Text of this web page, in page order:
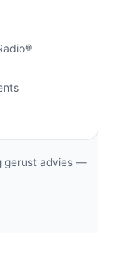
gerust advies —